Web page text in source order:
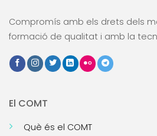
Compromís amb els drets dels
formació de qualitat i amb la
El COMT
Què és el COMT